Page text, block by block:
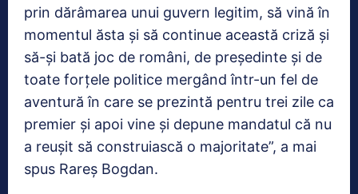
prin dărâmarea unui guvern legitim, să vină în
momentul ăsta şi să continue această criză şi
să-şi bată joc de români, de preşedinte şi de
toate forţele politice mergând într-un fel de
aventură în care se prezintă pentru trei zile ca
premier şi apoi vine şi depune mandatul că nu
a reuşit să construiască o majoritate”, a mai
spus Rareș Bogdan.